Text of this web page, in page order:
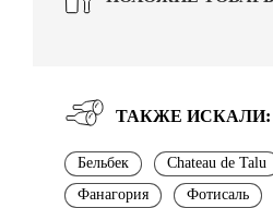
ТАКЖЕ ИСКАЛИ:
Бельбек Chateau de Talu
Фанагория
Фотисаль